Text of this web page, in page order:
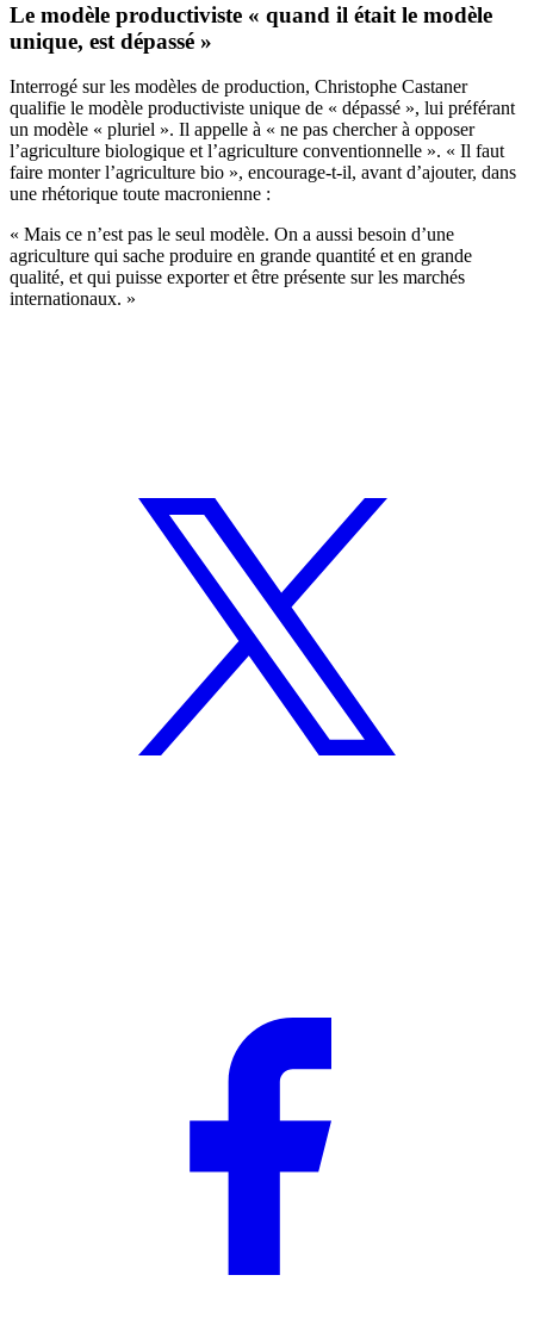
Le modèle productiviste « quand il était le modèle
unique, est dépassé »
Interrogé sur les modèles de production, Christophe Castaner
qualifie le modèle productiviste unique de « dépassé », lui préférant
un modèle « pluriel ». Il appelle à « ne pas chercher à opposer
l’agriculture biologique et l’agriculture conventionnelle ». « Il faut
faire monter l’agriculture bio », encourage-t-il, avant d’ajouter, dans
une rhétorique toute macronienne :
« Mais ce n’est pas le seul modèle. On a aussi besoin d’une
agriculture qui sache produire en grande quantité et en grande
qualité, et qui puisse exporter et être présente sur les marchés
internationaux. »